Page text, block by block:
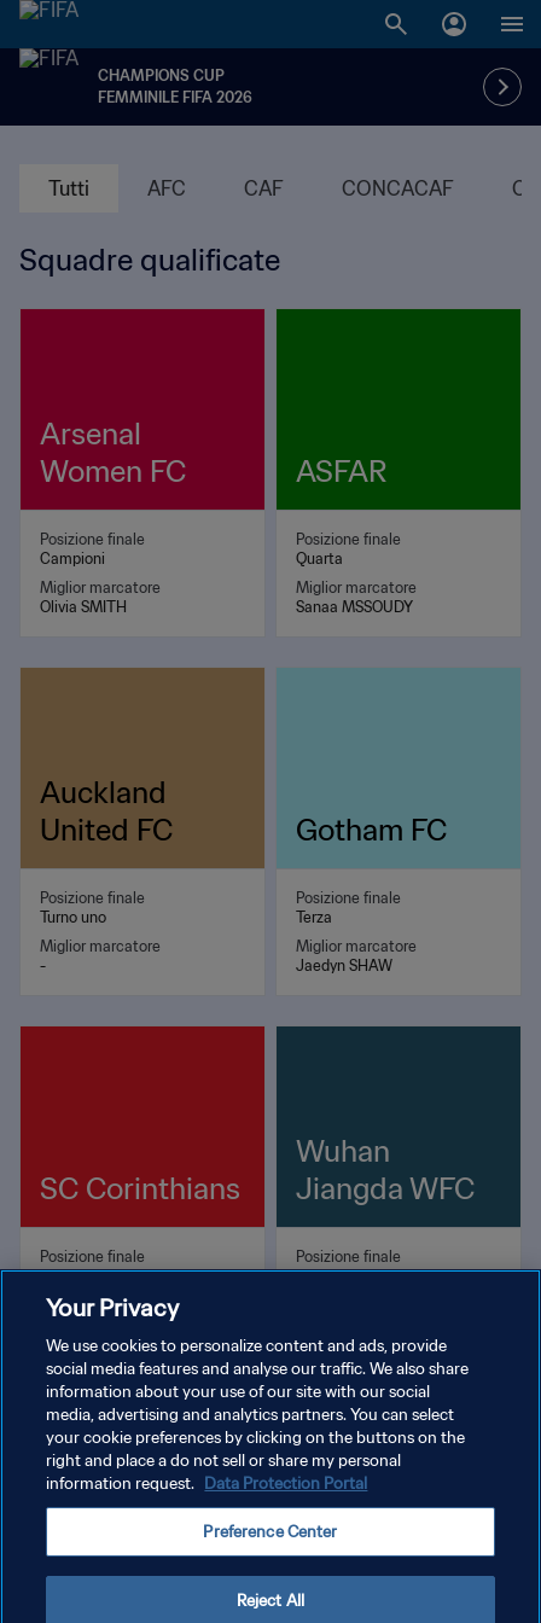
CHAMPIONS CUP
FEMMINILE FIFA 2026
Tutti AFC CAF CONCACAF
Squadre qualificate
Arsenal
Women FC
Posizione finale
Campioni
Miglior marcatore
Olivia SMITH
ASFAR
Posizione finale
Quarta
Miglior marcatore
Sanaa MSSOUDY
Auckland
United FC
Posizione finale
Turno uno
Miglior marcatore
-
Gotham FC
Posizione finale
Terza
Miglior marcatore
Jaedyn SHAW
SC Corinthians
Posizione finale
Seconda
Miglior marcatore
Wuhan
Jiangda WFC
Posizione finale
Secondo turno
PRIVACY POLICY
TERMINI DI SERVIZIO
GESTISCI LE TUE PREFERENZE PER I COOKIES
Your Privacy
We use cookies to personalize content and ads, provide
social media features and analyse our traffic. We also share
information about your use of our site with our social
media, advertising and analytics partners. You can select
your cookie preferences by clicking on the buttons on the
right and place a do not sell or share my personal
information request. Data Protection Portal
Preference Center
Reject All